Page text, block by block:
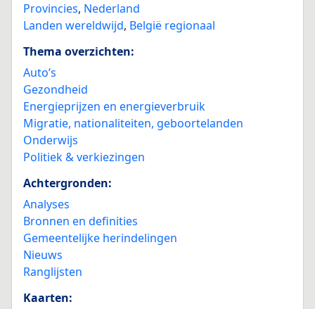
Provincies, Nederland
Landen wereldwijd, België regionaal
Thema overzichten:
Auto’s
Gezondheid
Energieprijzen en energieverbruik
Migratie, nationaliteiten, geboortelanden
Onderwijs
Politiek & verkiezingen
Achtergronden:
Analyses
Bronnen en definities
Gemeentelijke herindelingen
Nieuws
Ranglijsten
Kaarten: